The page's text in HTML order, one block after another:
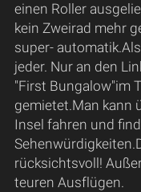
einen Roller
kein Zweirad mehr
super-
jeder. Nur an den
"First Bungalow"im
gemietet.Man kann
Insel fahren und
rücksichtsvoll!
teuren Ausflügen.